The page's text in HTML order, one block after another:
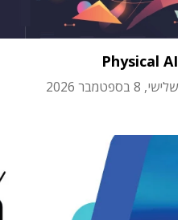
Physical AI
שלישי, 8 בספטמבר 2026